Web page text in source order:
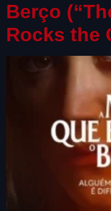
Berço
Rocks the